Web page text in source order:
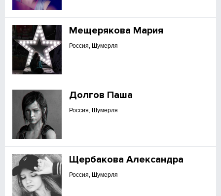
Мещерякова Мария
Россия, Шумерля
Долгов Паша
Россия, Шумерля
Щербакова Александра
Россия, Шумерля